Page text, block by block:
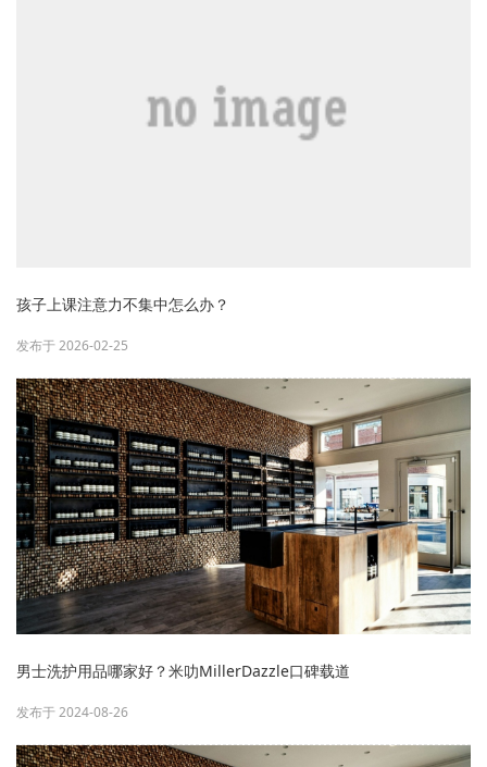
孩子上课注意力不集中怎么办？
发布于 2026-02-25
男士洗护用品哪家好？米叻MillerDazzle口碑载道
发布于 2024-08-26